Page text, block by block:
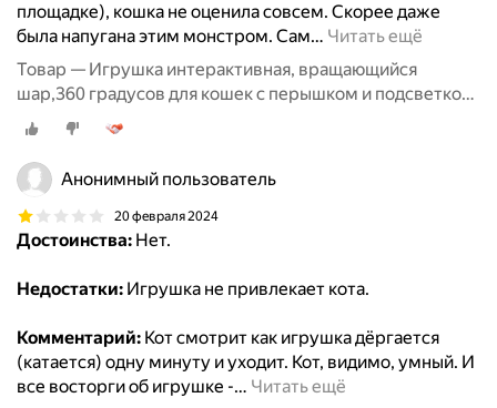
площадке), кошка не оценила совсем. Скорее даже
была напугана этим монстром. Сам… Читать ещё
Товар — Игрушка интерактивная, вращающийся
шар,360 градусов для кошек с перышком и подсветкой,
8,5 см, фиолетовый
Анонимный пользователь
20 февраля 2024
Достоинства: Нет.
Недостатки: Игрушка не привлекает кота.
Комментарий: Кот смотрит как игрушка дёргается
(катается) одну минуту и уходит. Кот, видимо, умный. И
все восторги об игрушке -… Читать ещё